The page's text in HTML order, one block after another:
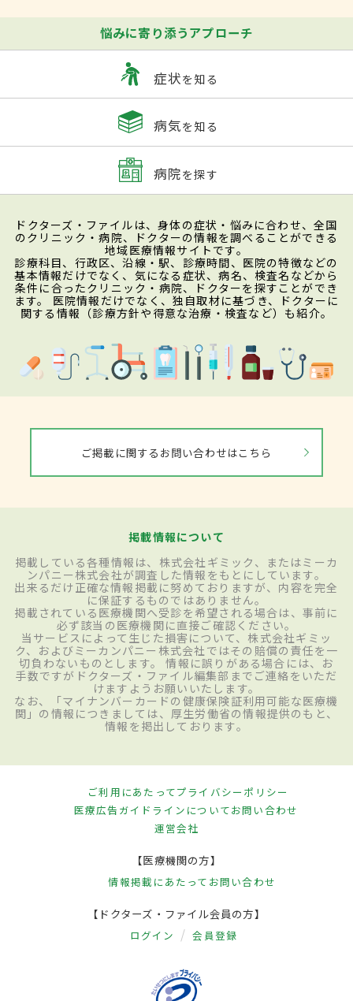
悩みに寄り添うアプローチ
症状を知る
病気を知る
病院を探す
ドクターズ・ファイルは、身体の症状・悩みに合わせ、全国
のクリニック・病院、ドクターの情報を調べることができる
地域医療情報サイトです。
診療科目、行政区、沿線・駅、診療時間、医院の特徴などの
基本情報だけでなく、気になる症状、病名、検査名などから
条件に合ったクリニック・病院、ドクターを探すことができ
ます。 医院情報だけでなく、独自取材に基づき、ドクターに
関する情報（診療方針や得意な治療・検査など）も紹介。
ご掲載に関するお問い合わせはこちら
掲載情報について
掲載している各種情報は、株式会社ギミック、またはミーカ
ンパニー株式会社が調査した情報をもとにしています。
出来るだけ正確な情報掲載に努めておりますが、内容を完全
に保証するものではありません。
掲載されている医療機関へ受診を希望される場合は、事前に
必ず該当の医療機関に直接ご確認ください。
当サービスによって生じた損害について、株式会社ギミッ
ク、およびミーカンパニー株式会社ではその賠償の責任を一
切負わないものとします。 情報に誤りがある場合には、お
手数ですがドクターズ・ファイル編集部までご連絡をいただ
けますようお願いいたします。
なお、「マイナンバーカードの健康保険証利用可能な医療機
関」の情報につきましては、厚生労働省の情報提供のもと、
情報を掲出しております。
ご利用にあたってプライバシーポリシー
医療広告ガイドラインについてお問い合わせ
運営会社
【医療機関の方】
情報掲載にあたって お問い合わせ
【ドクターズ・ファイル会員の方】
ログイン 会員登録